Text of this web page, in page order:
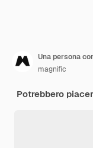
Una persona
magnific
Potrebbero